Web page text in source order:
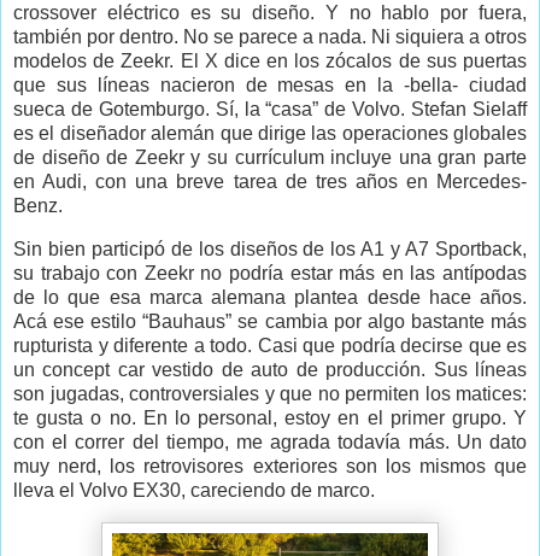
crossover eléctrico es su diseño. Y no hablo por fuera,
también por dentro. No se parece a nada. Ni siquiera a otros
modelos de Zeekr. El X dice en los zócalos de sus puertas
que sus líneas nacieron de mesas en la -bella- ciudad
sueca de Gotemburgo. Sí, la “casa” de Volvo. Stefan Sielaff
es el diseñador alemán que dirige las operaciones globales
de diseño de Zeekr y su currículum incluye una gran parte
en Audi, con una breve tarea de tres años en Mercedes-
Benz.
Sin bien participó de los diseños de los A1 y A7 Sportback,
su trabajo con Zeekr no podría estar más en las antípodas
de lo que esa marca alemana plantea desde hace años.
Acá ese estilo “Bauhaus” se cambia por algo bastante más
rupturista y diferente a todo. Casi que podría decirse que es
un concept car vestido de auto de producción. Sus líneas
son jugadas, controversiales y que no permiten los matices:
te gusta o no. En lo personal, estoy en el primer grupo. Y
con el correr del tiempo, me agrada todavía más. Un dato
muy nerd, los retrovisores exteriores son los mismos que
lleva el Volvo EX30, careciendo de marco.